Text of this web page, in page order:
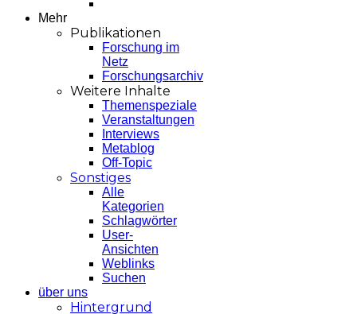
Mehr
Publikationen
Forschung im
Netz
Forschungsarchiv
Weitere Inhalte
Themenspeziale
Veranstaltungen
Interviews
Metablog
Off-Topic
Sonstiges
Alle
Kategorien
Schlagwörter
User-
Ansichten
Weblinks
Suchen
über uns
Hintergrund